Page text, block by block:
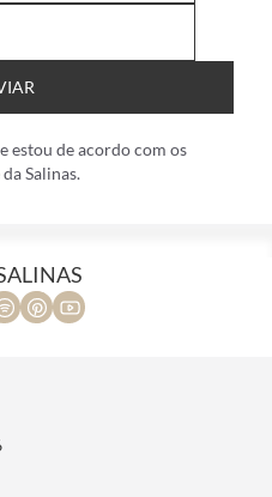
estou de acordo com os
da Salinas.